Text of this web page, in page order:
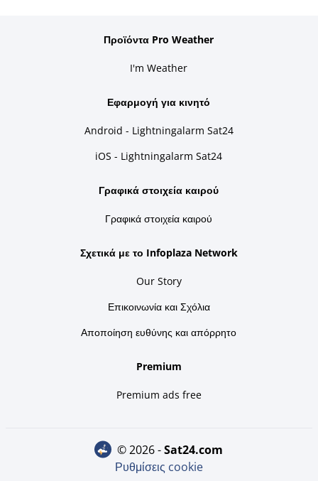
Προϊόντα Pro Weather
I'm Weather
Εφαρμογή για κινητό
Android - Lightningalarm Sat24
iOS - Lightningalarm Sat24
Γραφικά στοιχεία καιρού
Γραφικά στοιχεία καιρού
Σχετικά με το Infoplaza Network
Our Story
Επικοινωνία και Σχόλια
Αποποίηση ευθύνης και απόρρητο
Premium
Premium ads free
© 2026 - sat24.com
Ρυθμίσεις cookie